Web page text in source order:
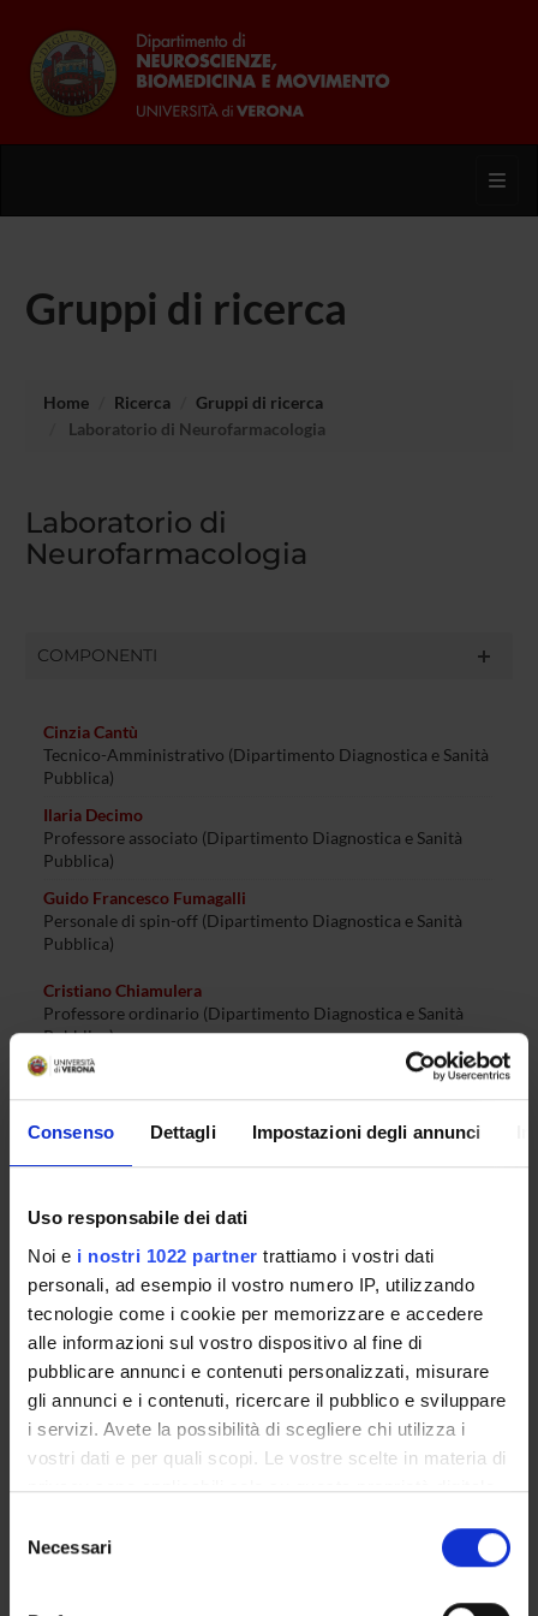
Consenso Dettagli Impostazioni degli annunci
Uso responsabile dei dati
Noi e i nostri 1022 partner trattiamo i vostri dati
personali, ad esempio il vostro numero IP, utilizzando
tecnologie come i cookie per memorizzare e accedere
alle informazioni sul vostro dispositivo al fine di
pubblicare annunci e contenuti personalizzati, misurare
gli annunci e i contenuti, ricercare il pubblico e sviluppare
i servizi. Avete la possibilità di scegliere chi utilizza i
vostri dati e per quali scopi. Le vostre scelte in materia di
privacy sono applicabili solo su questa proprietà digitale
modificare o revocare il proprio consenso in qualsiasi
momento dalla Dichiarazione sui cookie o facendo clic
delNecessari
Gruppi di ricerca
Home Ricerca
Gruppi di ricerca
Laboratorio di Neurofarmacologia
Laboratorio di
Neurofarmacologia
COMPONENTI
Cinzia Cantù
Tecnico-Amministrativo (Dipartimento Diagnostica e Sanità
Pubblica)
Ilaria Decimo
Professore associato (Dipartimento Diagnostica e Sanità
Pubblica)
Guido Francesco Fumagalli
Personale di spin-off (Dipartimento Diagnostica e Sanità
Pubblica)
Cristiano Chiamulera
Professore ordinario (Dipartimento Diagnostica e Sanità
Pubblica)
Marzia Di Chio
Tecnico-Amministrativo (Dipartimento Diagnostica e Sanità
COMPETENZE
PROGETTI
ATTIVITÀ
GRUPPI DI RICERCA
DOTTORATI DI RICERCA